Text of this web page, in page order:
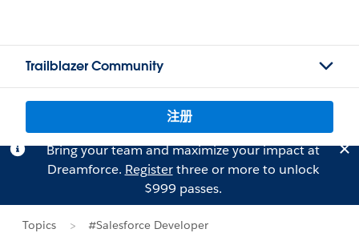
Trailblazer Community
注册
Bring your team and maximize your impact at
Dreamforce. Registerthree or more to unlock
$999 passes.
Topics
#Salesforce Developer